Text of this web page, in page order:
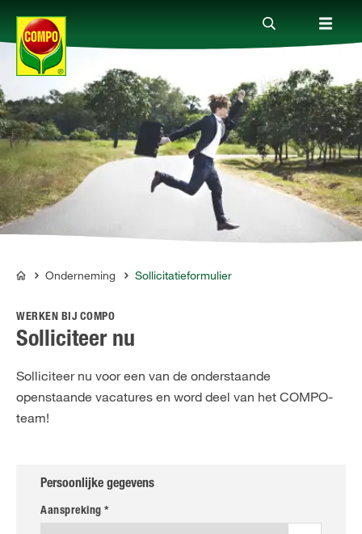
Producten
Advies
Thema's
Tot je dienst
Onderneming
NL FR
COMPO
Onderneming Sollicitatieformulier
WERKEN BIJ COMPO
Solliciteer nu
Solliciteer nu voor een van de onderstaande
openstaande vacatures en word deel van het COMPO-
team!
Persoonlijke gegevens
Aanspreking *